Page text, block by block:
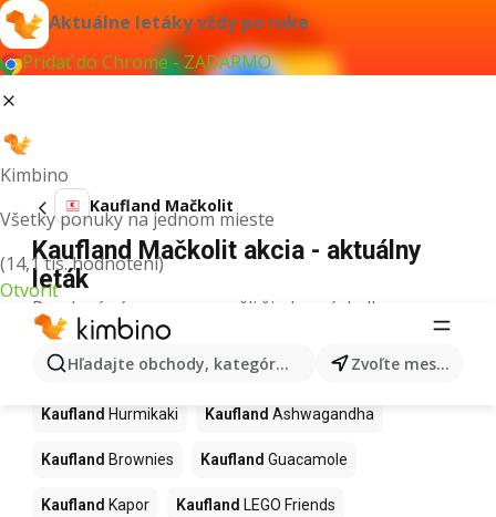
Aktuálne letáky vždy po ruke
Pridať do Chrome - ZADARMO
Kimbino
Všetky ponuky na jednom mieste
(14,1 tis. hodnotení)
Otvoriť
Hľadajte obchody, kategórie, produkty... Zvoľte mesto
Kaufland Mačkolit
Kaufland Mačkolit akcia - aktuálny
leták
Pre daný výraz sme nenašli žiadne výsledky.
Ďalšie produkty v obchodoch
Kaufland
Kaufland Hurmikaki Kaufland Ashwagandha
Kaufland Brownies Kaufland Guacamole
Kaufland Kapor Kaufland LEGO Friends